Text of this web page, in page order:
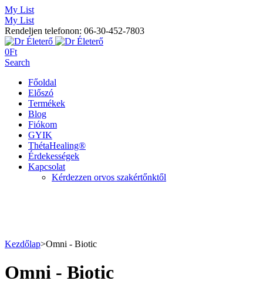
My List
My List
Rendeljen telefonon: 06-30-452-7803
0Ft
Search
Főoldal
Előszó
Termékek
Blog
Fiókom
GYIK
ThétaHealing®
Érdekességek
Kapcsolat
Kérdezzen orvos szakértőnktől
Kezdőlap>Omni - Biotic
Omni - Biotic